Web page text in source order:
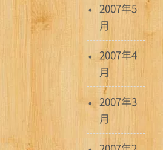
2007年5
月
2007年4
月
2007年3
月